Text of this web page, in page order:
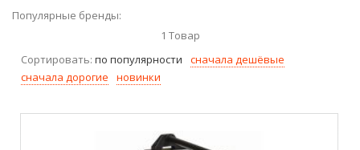
Популярные бренды:
1 Товар
Сортировать: по популярности
сначала дешёвые
сначала дорогие
новинки